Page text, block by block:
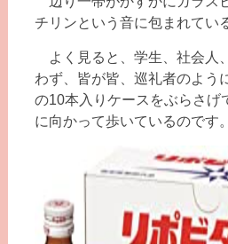
チリンという音に包まれてい
よく見ると、学生、社会人
わず、皆が皆、巡礼者のよう
の10本入りケースをぶらさげ
に向かって歩いているのです。